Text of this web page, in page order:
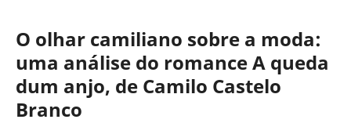
O olhar camiliano sobre a moda:
uma análise do romance A queda
dum anjo, de Camilo Castelo
Branco